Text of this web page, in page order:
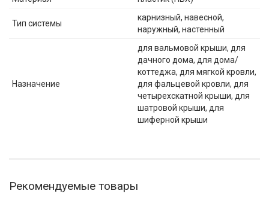
Тип системы
карнизный, навесной,
наружный, настенный
Назначение
для вальмовой крыши, для
дачного дома, для дома/
коттеджа, для мягкой кровли,
для фальцевой кровли, для
четырехскатной крыши, для
шатровой крыши, для
шиферной крыши
Рекомендуемые товары